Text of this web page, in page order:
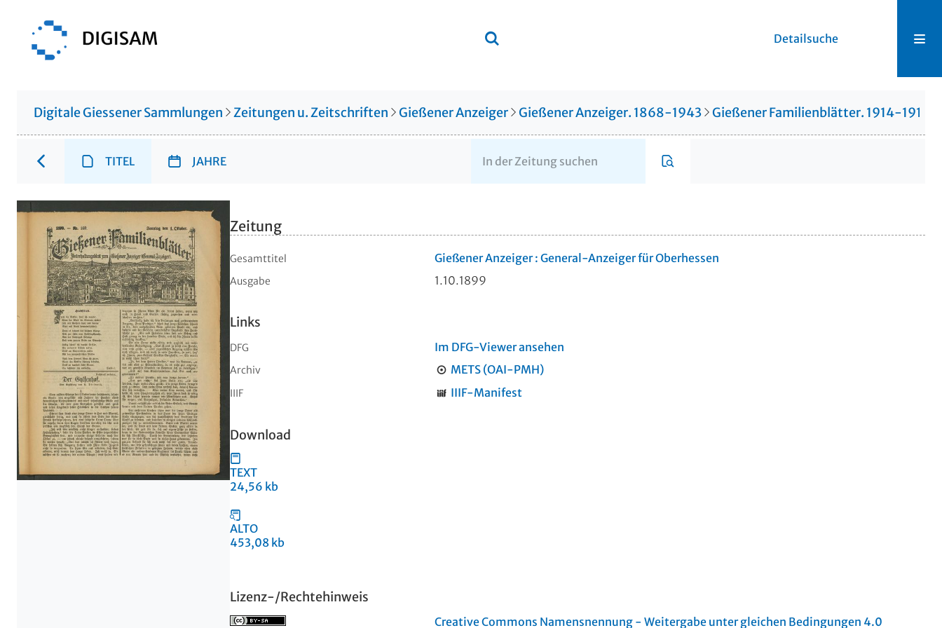
Detailsuche
Digitale Giessener Sammlungen Zeitungen u. Zeitschriften Gießener Anzeiger Gießener Anzeiger. 1868-1943 Gießener Familienblätter. 1914-1914
TITEL JAHRE
Zeitung
Gesamttitel Gießener Anzeiger : General-Anzeiger für Oberhessen
Ausgabe 1.10.1899
Links
DFG Im DFG-Viewer ansehen
Archiv METS (OAI-PMH)
IIIF IIIF-Manifest
Download
TEXT
24,56 kb
ALTO
453,08 kb
Lizenz-/Rechtehinweis
Creative Commons Namensnennung - Weitergabe unter gleichen Bedingungen 4.0